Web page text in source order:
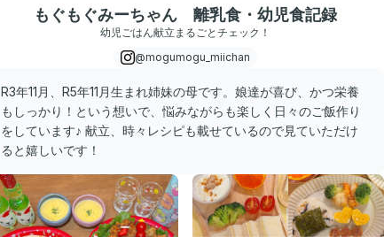
もぐもぐみーちゃん 離乳食・幼児食記録
幼児ごはん献立まるごとチェック！
@mogumogu_miichan
R3年11月、R5年11月生まれ姉妹の母です。娘達が喜び、かつ栄養
もしっかり！という想いで、悩みながらも楽しく日々のご飯作り
をしています♪ 献立、時々レシピも載せているので見ていただけ
ると嬉しいです！